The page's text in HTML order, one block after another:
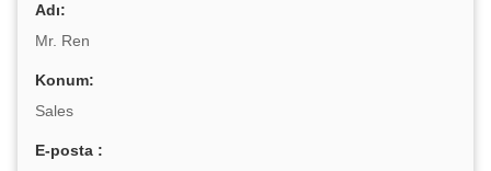
Adı:
Mr. Ren
Konum:
Sales
E-posta :